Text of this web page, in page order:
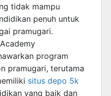
tidak mampu
penuh untuk
pramugari.
program
pramugari, terutama
situs depo 5k
yang baik dan